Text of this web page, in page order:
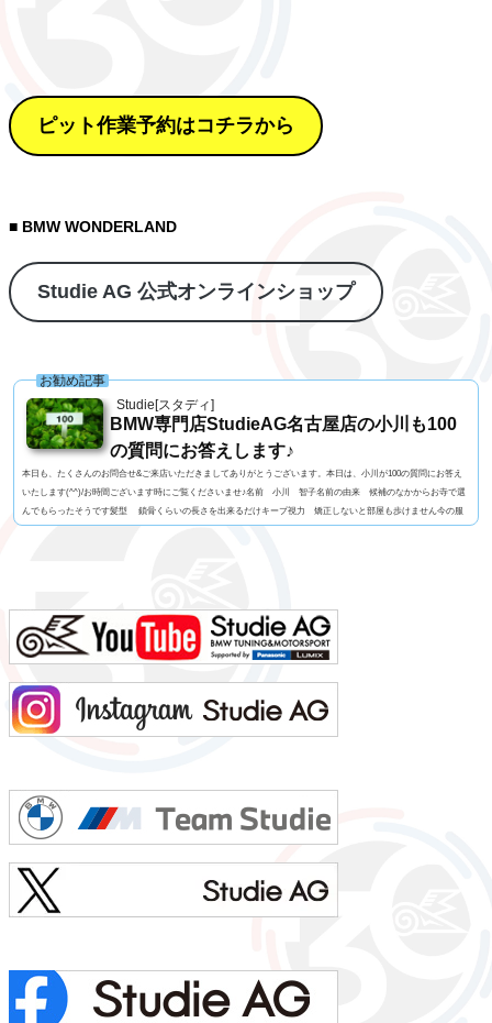
ピット作業予約はコチラから
■ BMW WONDERLAND
Studie AG 公式オンラインショップ
Studie[スタディ]
お勧め記事
BMW専門店StudieAG名古屋店の小川も100
の質問にお答えします♪
本日も、たくさんのお問合せ&ご来店いただきましてありがとうございます。本日は、小川が100の質問にお答え
いたします(^^)/お時間ございます時にご覧くださいませ♪名前 小川 智子名前の由来 候補のなかからお寺で選
んでもらったそうです髪型 鎖骨くらいの長さを出来るだけキープ視力 矯正しないと部屋も歩けません今の服
装 Tシャツ、デニムパンツ利き手 右足速い？ 遅い ペット 今はいません血液型 AB型車の色 サファイア